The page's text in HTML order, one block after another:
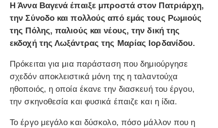
Η Άννα Βαγενά έπαιξε μπροστά στον Πατριάρχη,
την Σύνοδο και πολλούς από εμάς τους Ρωμιούς
της Πόλης, παλιούς και νέους, την δική της
εκδοχή της Λωξάντρας της Μαρίας Ιορδανίδου.
Πρόκειται για μια παράσταση που δημιούργησε
σχεδόν αποκλειστικά μόνη της η ταλαντούχα
ηθοποιός, η οποία έκανε την διασκευή του έργου,
την σκηνοθεσία και φυσικά έπαιζε και η ίδια.
Το έργο μεγάλο και δύσκολο, πόσο μάλλον που η